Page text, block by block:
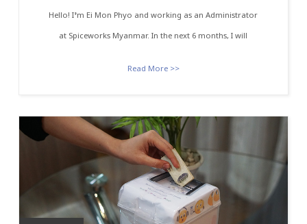
Hello! I’m Ei Mon Phyo and working as an Administrator
at Spiceworks Myanmar. In the next 6 months, I will
Read More >>